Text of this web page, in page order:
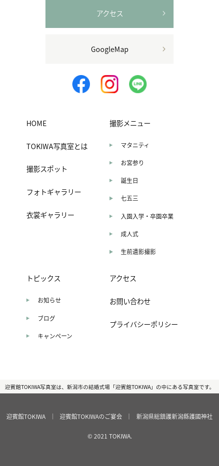
アクセス
GoogleMap
HOME
TOKIWA写真室とは
撮影スポット
フォトギャラリー
衣裳ギャラリー
撮影メニュー
マタニティ
お宮参り
誕生日
七五三
入園入学・卒園卒業
成人式
生前遺影撮影
トピックス
お知らせ
ブログ
キャンペーン
アクセス
お問い合わせ
プライバシーポリシー
迎賓館TOKIWA写真室は、新潟市の結婚式場「迎賓館TOKIWA」の中にある写真室です。
迎賓館TOKIWA ｜ 迎賓館TOKIWAのご宴会 ｜ 新潟県総鎮護新潟縣護國神社
© 2021 TOKIWA.